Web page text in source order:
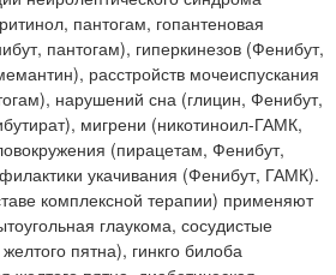
пантогам, гопантеновая
пантогам), гиперкинезов (Фенибут,
расстройств мочеиспускания
нарушений сна (глицин, Фенибут,
мигрени (никотиноил-ГАМК,
(пирацетам, Фенибут,
укачивания (Фенибут, ГАМК).
комплексной терапии) применяют
глаукома, сосудистые
пятна), гинкго билоба